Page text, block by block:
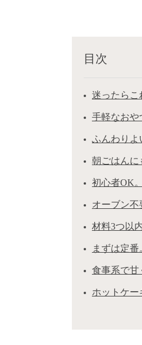
目次
迷ったらこ
手軽なおや
ふんわりよ
朝ごはんに
初心者OK
オーブン不
材料3つ以
まずは定
食事系で甘
ホットケー